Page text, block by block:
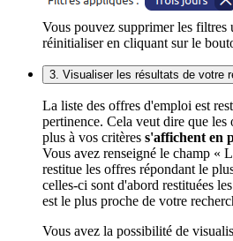
Vous pouvez supprimer les filtres
réinitialiser en cliquant sur le
3. Visualiser les résultats de votre
La liste des offres d'emploi est
pertinence. Cela veut dire que
plus à vos critères s'affichent en
Vous avez renseigné le champ «
restitue les offres répondant le
celles-ci sont d'abord restituées
est le plus proche de votre
Vous avez la possibilité de